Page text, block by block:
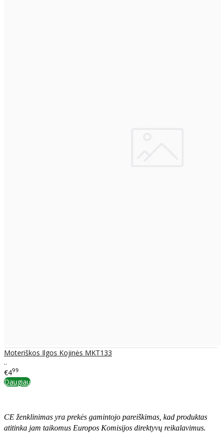
Moteriškos Ilgos Kojinės MKT133
..
€499
Daugiau
CE ženklinimas yra prekės gamintojo pareiškimas, kad produktas
atitinka jam taikomus Europos Komisijos direktyvų reikalavimus.